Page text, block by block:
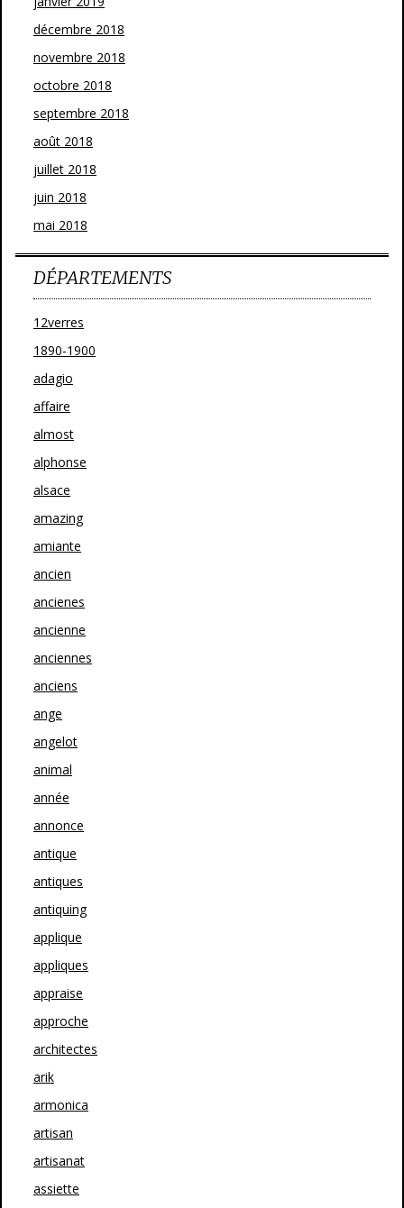
décembre 2018
novembre 2018
octobre 2018
septembre 2018
août 2018
juillet 2018
juin 2018
mai 2018
DÉPARTEMENTS
12verres
1890-1900
adagio
affaire
almost
alphonse
alsace
amazing
amiante
ancien
ancienes
ancienne
anciennes
anciens
ange
angelot
animal
année
annonce
antique
antiques
antiquing
applique
appliques
appraise
approche
architectes
arik
armonica
artisan
artisanat
assiette